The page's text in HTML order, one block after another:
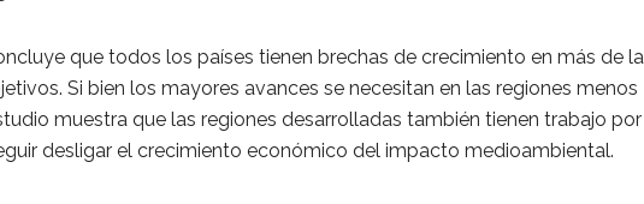
que todos los países tienen brechas de crecimiento en más de la
Si bien los mayores avances se necesitan en las regiones menos
muestra que las regiones desarrolladas también tienen trabajo por
desligar el crecimiento económico del impacto medioambiental.